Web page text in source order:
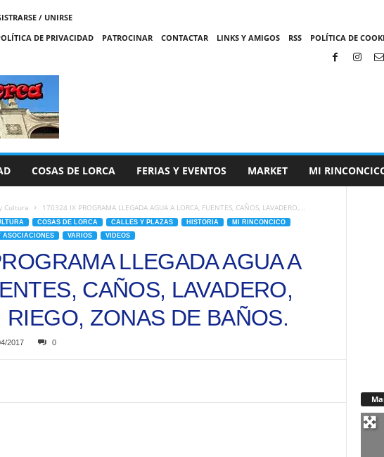
/ UNIRSE
DE PRIVACIDAD PATROCINAR CONTACTAR LINKS Y AMIGOS RSS POLÍTICA DE
COSAS DE LORCA FERIAS Y EVENTOS MARKET MI
Cultura 170324 IX PROGRAMA LLEGADA AGUA A LORCA, FUENTES, CAÑOS, LAVADERO,...
COSAS DE LORCA CALLES Y PLAZAS HISTORIA
MI RINCONCICO
ASOCIACIONES VARIOS VIDEOS
LLEGADA AGUA A
CAÑOS, LAVADERO,
RIEGO, ZONAS DE BAÑOS.
2017 0